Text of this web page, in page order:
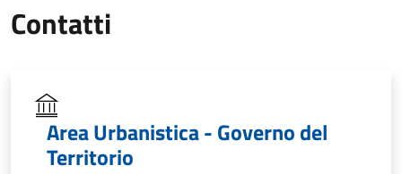
Contatti
Area Urbanistica - Governo del
Territorio